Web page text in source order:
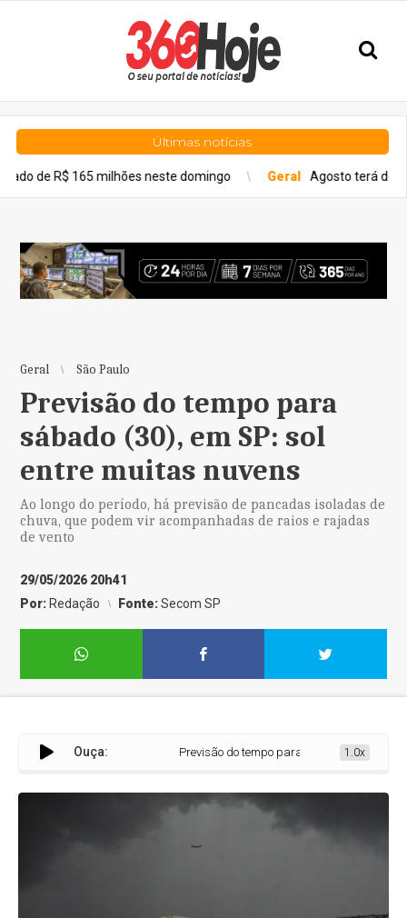
Últimas notícias
milhões neste domingo Geral Agosto terá dois eclipses;
Geral São Paulo
Previsão do tempo para
sábado (30), em SP: sol
entre muitas nuvens
Ao longo do período, há previsão de pancadas isoladas de
chuva, que podem vir acompanhadas de raios e rajadas
de vento
29/05/2026 20h41
Por: Redação Fonte:Secom SP
Ouça: Previsão do tempo para sábado (30), em SP:
1.0x